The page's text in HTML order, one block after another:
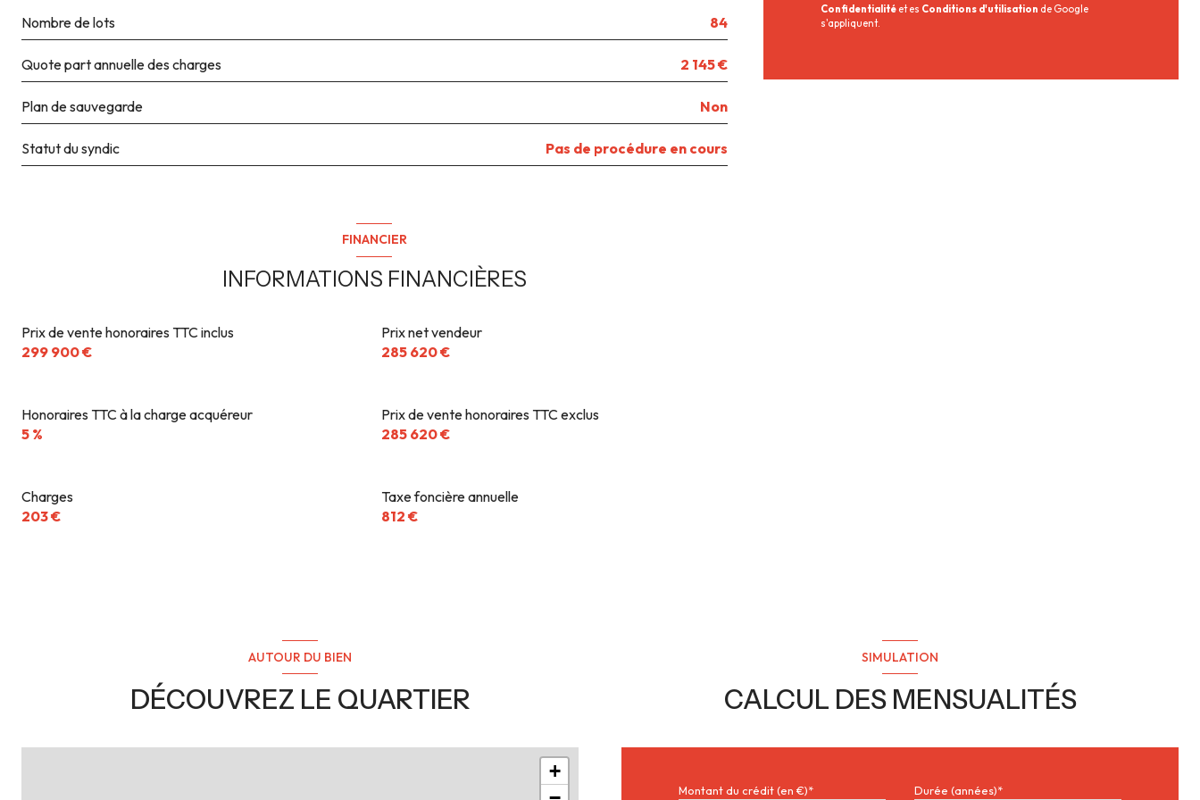
Nombre de lots 84
Quote part annuelle des charges 2 145 €
Plan de sauvegarde Non
Statut du syndic Pas de procédure en cours
FINANCIER
INFORMATIONS FINANCIÈRES
Prix de vente honoraires TTC inclus
299 900 €
Prix net vendeur
285 620 €
Prix de vente honoraires TTC exclus
285 620 €
Honoraires TTC à la charge acquéreur
5 %
Charges
203 €
Taxe foncière annuelle
812 €
Confidentialitéet es Conditions d'utilisation de Google
s'appliquent.
AUTOUR DU BIEN
DÉCOUVREZ LE QUARTIER
+
SIMULATION
CALCUL DES MENSUALITÉS
Montant du crédit (en €)* Durée (années)*